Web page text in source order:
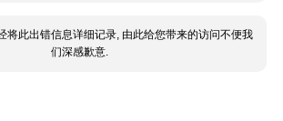
将此出错信息详细记录, 由此给您带来的访问不便我
们深感歉意.